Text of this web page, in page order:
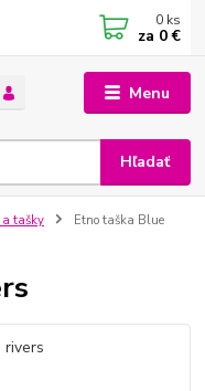
Menu
Hľadať
0 ks
za 0 €
a tašky
Etno taška Blue